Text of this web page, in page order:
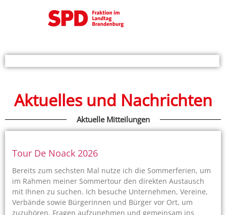
Aktuelles und Nachrichten
Aktuelle Mitteilungen
Tour De Noack 2026
Bereits zum sechsten Mal nutze ich die Sommerferien, um
im Rahmen meiner Sommertour den direkten Austausch
mit Ihnen zu suchen. Ich besuche Unternehmen, Vereine,
Verbände sowie Bürgerinnen und Bürger vor Ort, um
zuzuhören, Fragen aufzunehmen und gemeinsam ins